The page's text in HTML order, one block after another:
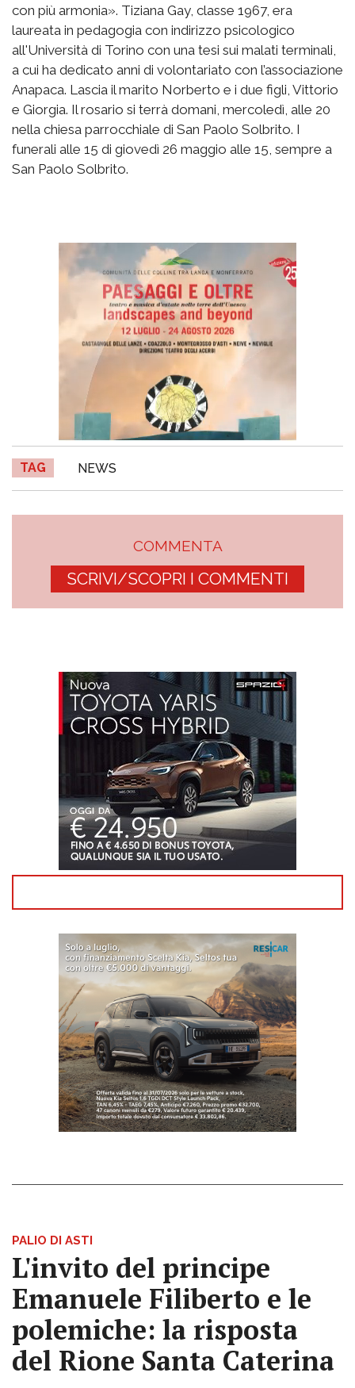
con più armonia». Tiziana Gay, classe 1967, era
laureata in pedagogia con indirizzo psicologico
all'Università di Torino con una tesi sui malati terminali,
a cui ha dedicato anni di volontariato con l’associazione
Anapaca. Lascia il marito Norberto e i due figli, Vittorio
e Giorgia. Il rosario si terrà domani, mercoledì, alle 20
nella chiesa parrocchiale di San Paolo Solbrito. I
funerali alle 15 di giovedì 26 maggio alle 15, sempre a
San Paolo Solbrito.
TAG NEWS
COMMENTA
SCRIVI/SCOPRI I COMMENTI
PALIO DI ASTI
L'invito del principe
Emanuele Filiberto e le
polemiche: la risposta
del Rione Santa Caterina